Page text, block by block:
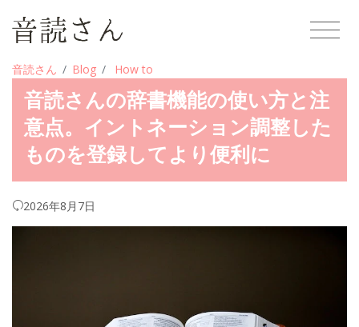
音読さん Blog How to
音読さんの辞書機能の使い方と注
意点。イントネーション調整した
ものを登録してより便利に
2026年8月7日